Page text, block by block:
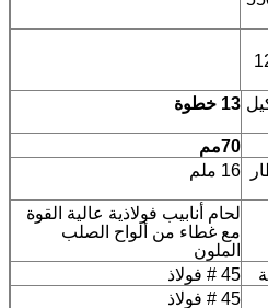
أنابيب فولاذية عالية القوة
من ألواح الصلب